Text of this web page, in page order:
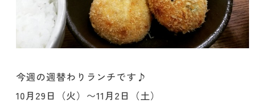
今週の週替わりランチです♪
10月29日（火）〜11月2日（土）